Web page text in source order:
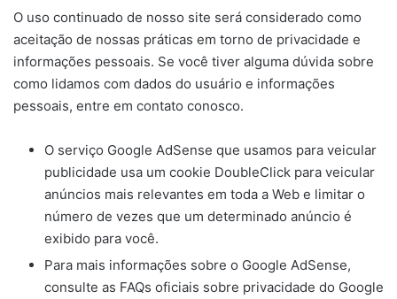
O uso continuado de nosso site será considerado como
aceitação de nossas práticas em torno de privacidade e
informações pessoais. Se você tiver alguma dúvida sobre
como lidamos com dados do usuário e informações
pessoais, entre em contato conosco.
O serviço Google AdSense que usamos para veicular
publicidade usa um cookie DoubleClick para veicular
anúncios mais relevantes em toda a Web e limitar o
número de vezes que um determinado anúncio é
exibido para você.
Para mais informações sobre o Google AdSense,
consulte as FAQs oficiais sobre privacidade do Google